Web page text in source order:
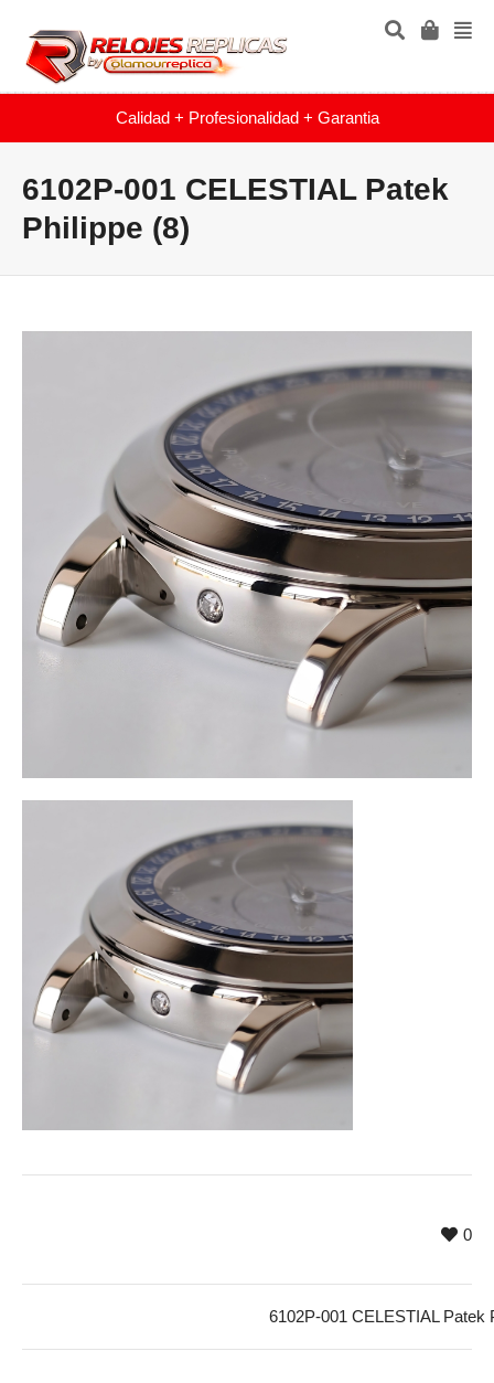
Calidad + Profesionalidad + Garantia
6102P-001 CELESTIAL Patek
Philippe (8)
0
6102P-001 CELESTIAL Patek